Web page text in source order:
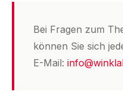
Bei Fragen zum
können Sie sich
E-Mail: